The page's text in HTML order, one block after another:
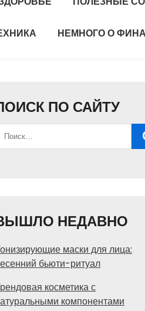
НЕМНОГО О
ПО САЙТУ
НЕДАВНО
маски для лица:
бьюти-ритуал
косметика с
компонентами